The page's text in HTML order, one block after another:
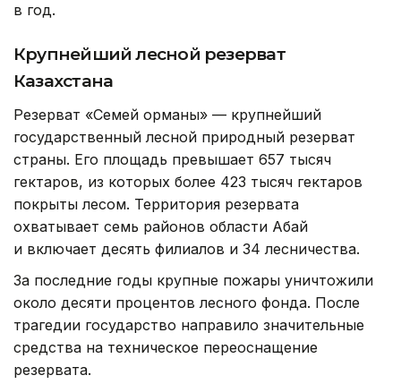
в год.
Крупнейший лесной резерват
Казахстана
Резерват «Семей орманы» — крупнейший
государственный лесной природный резерват
страны. Его площадь превышает 657 тысяч
гектаров, из которых более 423 тысяч гектаров
покрыты лесом. Территория резервата
охватывает семь районов области Абай
и включает десять филиалов и 34 лесничества.
За последние годы крупные пожары уничтожили
около десяти процентов лесного фонда. После
трагедии государство направило значительные
средства на техническое переоснащение
резервата.